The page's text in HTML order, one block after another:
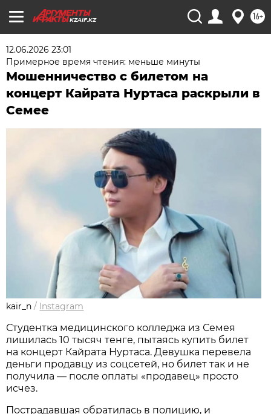
KZAIF.KZ 16+
12.06.2026 23:01
Примерное время чтения: меньше минуты
Мошенничество с билетом на
концерт Кайрата Нуртаса раскрыли в
Семее
kair_n / Instagram
Студентка медицинского колледжа из Семея
лишилась 10 тысяч тенге, пытаясь купить билет
на концерт Кайрата Нуртаса. Девушка перевела
деньги продавцу из соцсетей, но билет так и не
получила — после оплаты «продавец» просто
исчез.
Пострадавшая обратилась в полицию, и